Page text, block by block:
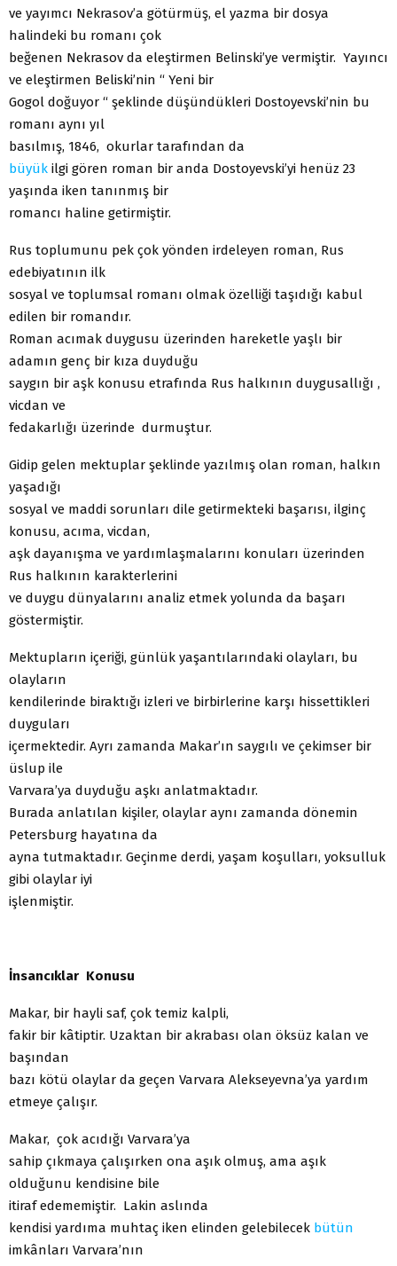
ve yayımcı Nekrasov’a götürmüş, el yazma bir dosya
halindeki bu romanı çok
beğenen Nekrasov da eleştirmen Belinski’ye vermiştir. Yayıncı
ve eleştirmen Beliski’nin “ Yeni bir
Gogol doğuyor “ şeklinde düşündükleri Dostoyevski’nin bu
romanı aynı yıl
basılmış, 1846, okurlar tarafından da
büyük ilgi gören roman bir anda Dostoyevski’yi henüz 23
yaşında iken tanınmış bir
romancı haline getirmiştir.
Rus toplumunu pek çok yönden irdeleyen roman, Rus
edebiyatının ilk
sosyal ve toplumsal romanı olmak özelliği taşıdığı kabul
edilen bir romandır.
Roman acımak duygusu üzerinden hareketle yaşlı bir
adamın genç bir kıza duyduğu
saygın bir aşk konusu etrafında Rus halkının duygusallığı ,
vicdan ve
fedakarlığı üzerinde durmuştur.
Gidip gelen mektuplar şeklinde yazılmış olan roman, halkın
yaşadığı
sosyal ve maddi sorunları dile getirmekteki başarısı, ilginç
konusu, acıma, vicdan,
aşk dayanışma ve yardımlaşmalarını konuları üzerinden
Rus halkının karakterlerini
ve duygu dünyalarını analiz etmek yolunda da başarı
göstermiştir.
Mektupların içeriği, günlük yaşantılarındaki olayları, bu
olayların
kendilerinde biraktığı izleri ve birbirlerine karşı hissettikleri
duyguları
içermektedir. Ayrı zamanda Makar’ın saygılı ve çekimser bir
üslup ile
Varvara’ya duyduğu aşkı anlatmaktadır.
Burada anlatılan kişiler, olaylar aynı zamanda dönemin
Petersburg hayatına da
ayna tutmaktadır. Geçinme derdi, yaşam koşulları, yoksulluk
gibi olaylar iyi
işlenmiştir.
İnsancıklar Konusu
Makar, bir hayli saf, çok temiz kalpli,
fakir bir kâtiptir. Uzaktan bir akrabası olan öksüz kalan ve
başından
bazı kötü olaylar da geçen Varvara Alekseyevna’ya yardım
etmeye çalışır.
Makar, çok acıdığı Varvara’ya
sahip çıkmaya çalışırken ona aşık olmuş, ama aşık
olduğunu kendisine bile
itiraf edememiştir. Lakin aslında
kendisi yardıma muhtaç iken elinden gelebilecek bütün
imkânları Varvara’nın